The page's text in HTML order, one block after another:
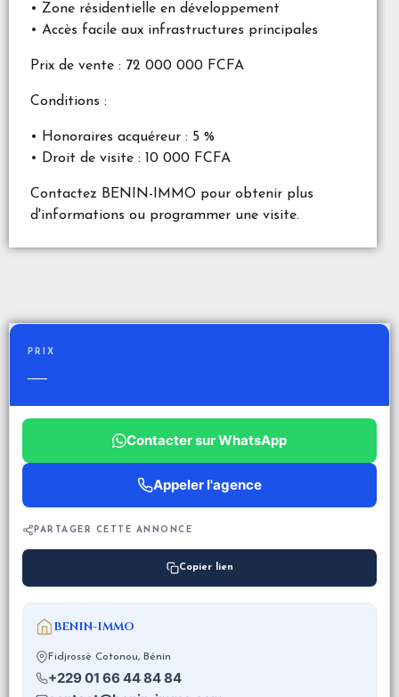
• Zone résidentielle en développement
• Accès facile aux infrastructures principales
Prix de vente : 72 000 000 FCFA
Conditions :
• Honoraires acquéreur : 5 %
• Droit de visite : 10 000 FCFA
Contactez BENIN-IMMO pour obtenir plus
d'informations ou programmer une visite.
PRIX
—
Contacter sur WhatsApp
Appeler l'agence
PARTAGER CETTE ANNONCE
Copier lien
BENIN-IMMO
Fidjrossè Cotonou, Bénin
+229 01 66 44 84 84